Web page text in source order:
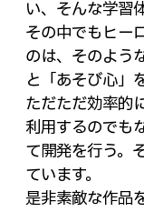
い、そんな学習
その中でもヒー
のは、そのよう
と「あそび心」
ただただ効率的
利用するのでも
て開発を行う。
ています。
是非素敵な作品